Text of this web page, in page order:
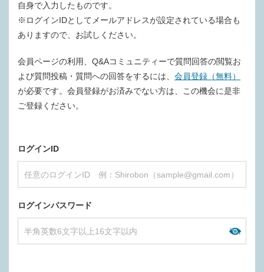
自身で入力したものです。
※ログインIDとしてメールアドレスが設定されている場合も
ありますので、お試しください。
会員ページの利用、Q&Aコミュニティーで質問回答の閲覧お
よび質問投稿・質問への回答をするには、 会員登録（無料）
が必要です。会員登録がお済みでない方は、この機会に是非
ご登録ください。
ログインID
ログインパスワード